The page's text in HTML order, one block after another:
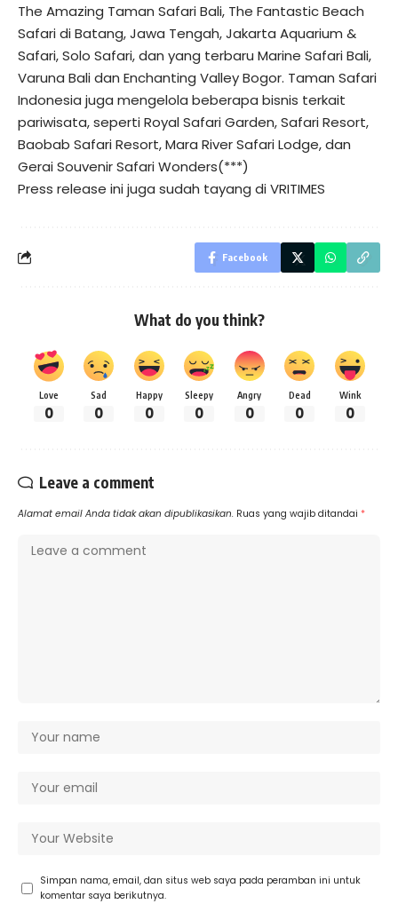
The Amazing Taman Safari Bali, The Fantastic Beach
Safari di Batang, Jawa Tengah, Jakarta Aquarium &
Safari, Solo Safari, dan yang terbaru Marine Safari Bali,
Varuna Bali dan Enchanting Valley Bogor. Taman Safari
Indonesia juga mengelola beberapa bisnis terkait
pariwisata, seperti Royal Safari Garden, Safari Resort,
Baobab Safari Resort, Mara River Safari Lodge, dan
Gerai Souvenir Safari Wonders(***)
Press release ini juga sudah tayang diVRITIMES
Facebook
What do you think?
Love
0
Sad
0
Happy
0
Sleepy
0
Angry
0
Dead
0
Wink
0
Leave a comment
Alamat email Anda tidak akan dipublikasikan. Ruas yang wajib ditandai *
Simpan nama, email, dan situs web saya pada peramban ini untuk
komentar saya berikutnya.